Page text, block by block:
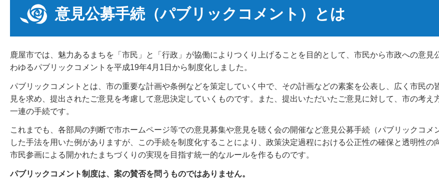
意見公募手続（パブリックコメント）とは
鹿屋市では、魅力あるまちを「市民」と「行政」が協働によりつくり上げることを目的として、市民から市政への意見
わゆるパブリックコメントを平成19年4月1日から制度化しました。
パブリックコメントとは、市の重要な計画や条例などを策定していく中で、その計画などの素案を公表し、広く市民の
見を求め、提出されたご意見を考慮して意思決定していくものです。また、提出いただいたご意見に対して、市の考え
一連の手続です。
これまでも、各部局の判断で市ホームページ等での意見募集や意見を聴く会の開催など意見公募手続（パブリックコメ
した手法を用いた例がありますが、この手続を制度化することにより、政策決定過程における公正性の確保と透明性の
市民参画による開かれたまちづくりの実現を目指す統一的なルールを作るものです。
パブリックコメント制度は、案の賛否を問うものではありません。